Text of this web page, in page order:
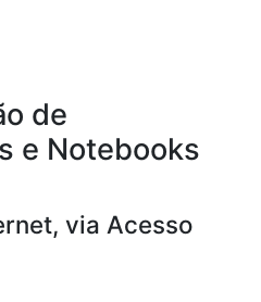
de
e Notebooks
via Acesso